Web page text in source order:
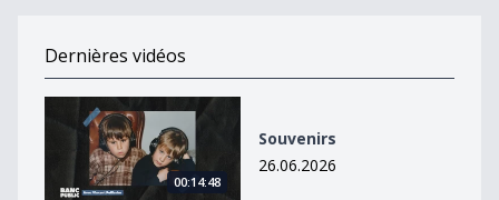
Dernières vidéos
Souvenirs
00:14:48
Souvenirs
26.06.2026